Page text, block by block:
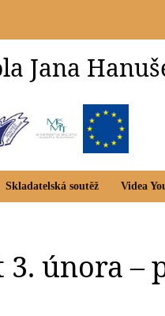
Jana
Skladatelská soutěž Videa
února –